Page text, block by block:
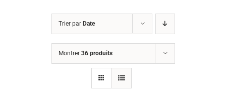
Trier par Date
Montrer 36 produits